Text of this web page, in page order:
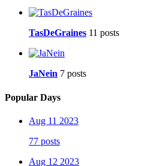
TasDeGraines 11 posts
JaNein 7 posts
Popular Days
Aug 11 2023
77 posts
Aug 12 2023